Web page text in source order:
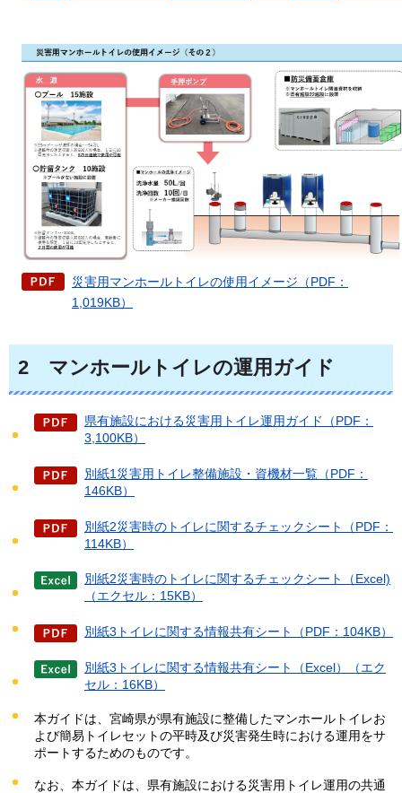
災害用マンホールトイレの使用イメージ（PDF：
1,019KB）
2 マンホールトイレの運用ガイド
県有施設における災害用トイレ運用ガイド（PDF：
3,100KB）
別紙1災害用トイレ整備施設・資機材一覧（PDF：
146KB）
別紙2災害時のトイレに関するチェックシート（PDF：
114KB）
別紙2災害時のトイレに関するチェックシート（Excel)
（エクセル：15KB）
別紙3トイレに関する情報共有シート（PDF：104KB）
別紙3トイレに関する情報共有シート（Excel）（エク
セル：16KB）
本ガイドは、宮崎県が県有施設に整備したマンホールトイレお
よび簡易トイレセットの平時及び災害発生時における運用をサ
ポートするためのものです。
なお、本ガイドは、県有施設における災害用トイレ運用の共通